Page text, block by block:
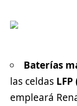
Baterías
las celdas
empleará